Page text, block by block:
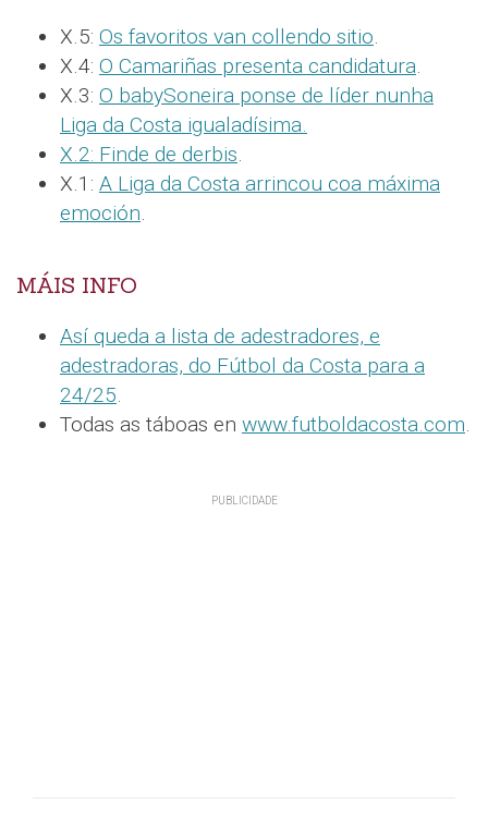
X.5: Os favoritos van collendo sitio.
X.4: O Camariñas presenta candidatura.
X.3: O babySoneira ponse de líder nunha
Liga da Costa igualadísima.
X.2: Finde de derbis.
X.1: A Liga da Costa arrincou coa máxima
emoción.
MÁIS INFO
Así queda a lista de adestradores, e
adestradoras, do Fútbol da Costa para a
24/25.
Todas as táboas en www.futboldacosta.com.